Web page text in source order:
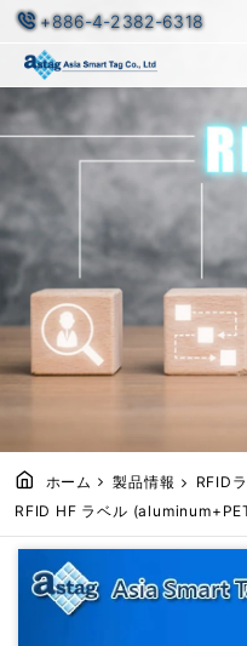
+886-4-2382-6318
ホーム 製品情報
RFID
RFID HF ラベル